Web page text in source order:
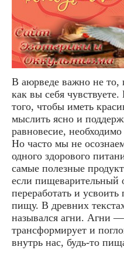
В аюрведе важно не то,
как вы себя
того, чтобы иметь
мыслить ясно и
равновесие,
Но часто мы не
одного здорового
самые полезные
если пищеварительный
переработать и
пищу. В древних
назывался агни. Агни —
трансформирует и
внутрь нас, будь-то